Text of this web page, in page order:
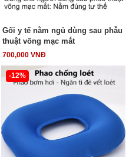
Gối y tế nằm ngủ dùng sau phẫu
thuật võng mạc mắt
700,000 VNĐ
-12%